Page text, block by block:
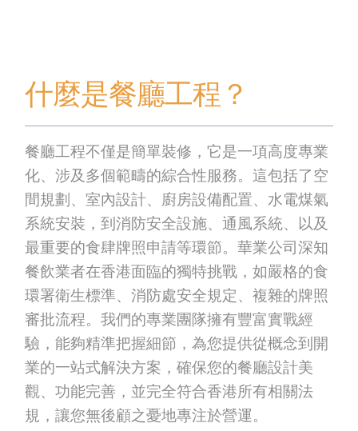
什麼是餐廳工程？
餐廳工程不僅是簡單裝修，它是一項高度專業
化、涉及多個範疇的綜合性服務。這包括了空
間規劃、室內設計、廚房設備配置、水電煤氣
系統安裝，到消防安全設施、通風系統、以及
最重要的食肆牌照申請等環節。華業公司深知
餐飲業者在香港面臨的獨特挑戰，如嚴格的食
環署衛生標準、消防處安全規定、複雜的牌照
審批流程。我們的專業團隊擁有豐富實戰經
驗，能夠精準把握細節，為您提供從概念到開
業的一站式解決方案，確保您的餐廳設計美
觀、功能完善，並完全符合香港所有相關法
規，讓您無後顧之憂地專注於營運。